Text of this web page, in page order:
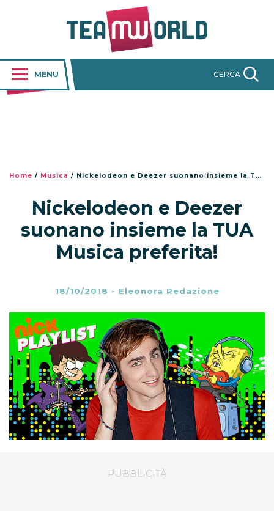
MENU CERCA
Home / Musica / Nickelodeon e Deezer suonano insieme la TUA Musica preferita!
Nickelodeon e Deezer
suonano insieme la TUA
Musica preferita!
18/10/2018 - Eleonora Redazione